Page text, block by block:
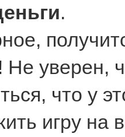
.
Не уверен,
что у
игру на